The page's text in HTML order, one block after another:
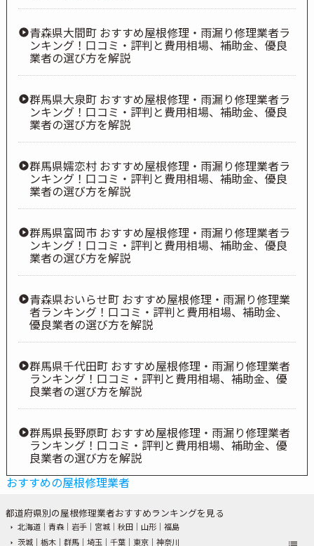
青森県大間町 おすすめ屋根修理・雨漏り修理業者ラ
ンキング！口コミ・評判と費用相場、補助金、優良
業者の選び方を解説
群馬県大泉町 おすすめ屋根修理・雨漏り修理業者ラ
ンキング！口コミ・評判と費用相場、補助金、優良
業者の選び方を解説
群馬県嬬恋村 おすすめ屋根修理・雨漏り修理業者ラ
ンキング！口コミ・評判と費用相場、補助金、優良
業者の選び方を解説
群馬県富岡市 おすすめ屋根修理・雨漏り修理業者ラ
ンキング！口コミ・評判と費用相場、補助金、優良
業者の選び方を解説
青森県おいらせ町 おすすめ屋根修理・雨漏り修理業
者ランキング！口コミ・評判と費用相場、補助金、
優良業者の選び方を解説
群馬県千代田町 おすすめ屋根修理・雨漏り修理業者
ランキング！口コミ・評判と費用相場、補助金、優
良業者の選び方を解説
群馬県長野原町 おすすめ屋根修理・雨漏り修理業者
ランキング！口コミ・評判と費用相場、補助金、優
良業者の選び方を解説
おすすめの屋根修理業者
都道府県別の屋根修理業者おすすめランキングを見る
北海道 ｜青森｜ 岩手 ｜ 宮城 ｜秋田 ｜山形 ｜福島
茨城 ｜栃木 ｜群馬 ｜埼玉 ｜千葉 ｜ 東京 ｜神奈川